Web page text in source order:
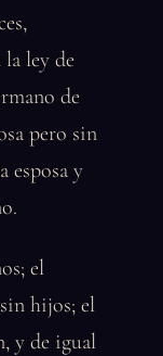
ley de
de
pero sin
esposa y
el
hijos; el
y de igual